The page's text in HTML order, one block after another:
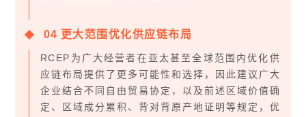
04 更大范围优化供应链布局
RCEP为广大经营者在亚太甚至全球范围内优化供
应链布局提供了更多可能性和选择，因此建议广大
企业结合不同自由贸易协定，以及前述区域价值确
定、区域成分累积、背对背原产地证明等规定，优